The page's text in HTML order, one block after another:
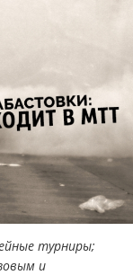
турниры;
и